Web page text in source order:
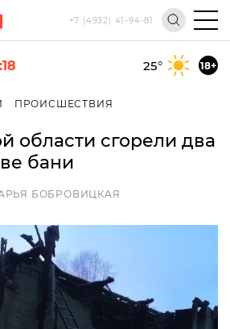
+7 (4932) 41-94-81
25° 18+
ПРОИСШЕСТВИЯ
области сгорели два
бани
БОБРОВИЦКАЯ